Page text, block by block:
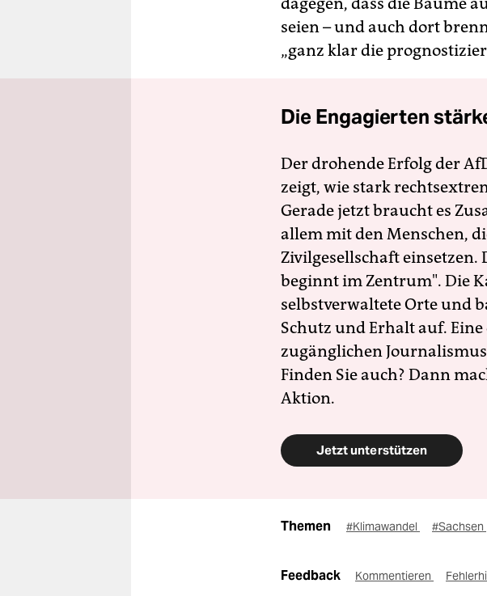
seien – und auch dort
„ganz klar die
Die Engagierten
Der drohende Erfolg der
zeigt, wie stark
Gerade jetzt braucht es
allem mit den Menschen,
Zivilgesellschaft einsetzen.
beginnt im Zentrum". Die
selbstverwaltete Orte und
Schutz und Erhalt auf.
zugänglichen
Finden Sie auch? Dann
Aktion.
Jetzt unterstützen
Themen #Klimawandel #Sachsen
Feedback Kommentieren